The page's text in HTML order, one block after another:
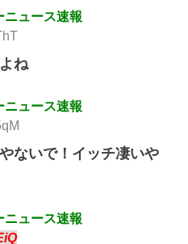
ニュース速報
ね
ニュース速報
ないで！イッチ凄いや
ニュース速報